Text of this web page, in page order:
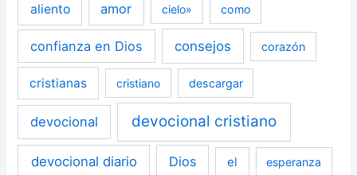
aliento amor cielo» como
confianza en Dios consejos corazón
cristianas cristiano descargar
devocional devocional cristiano
devocional diario Dios el esperanza